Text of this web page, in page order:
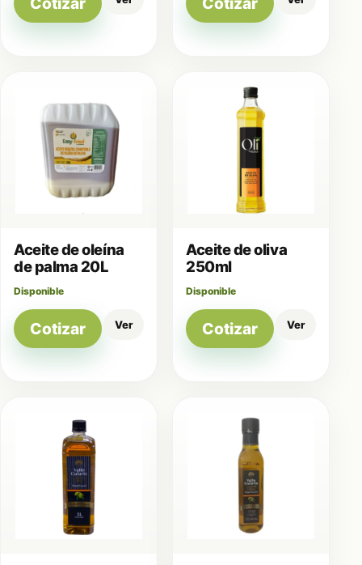
Aceite de oleína
de palma 20L
Disponible
Cotizar Ver
Aceite de oliva
250ml
Disponible
Cotizar Ver